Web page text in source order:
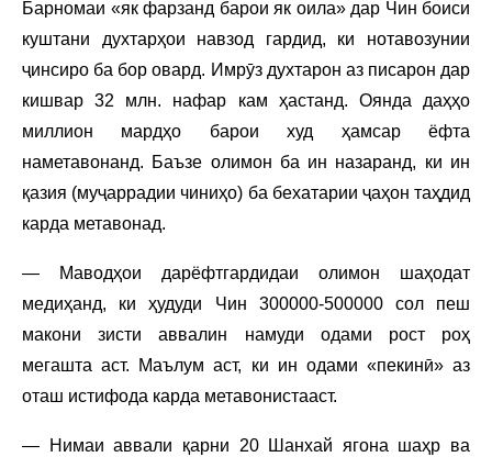
Барномаи «як фарзанд барои як оила» дар Чин боиси
куштани духтарҳои навзод гардид, ки нотавозунии
ҷинсиро ба бор овард. Имрӯз духтарон аз писарон дар
кишвар 32 млн. нафар кам ҳастанд. Оянда даҳҳо
миллион мардҳо барои худ ҳамсар ёфта
наметавонанд. Баъзе олимон ба ин назаранд, ки ин
қазия (муҷаррадии чиниҳо) ба бехатарии ҷаҳон таҳдид
карда метавонад.
— Маводҳои дарёфтгардидаи олимон шаҳодат
медиҳанд, ки ҳудуди Чин 300000-500000 сол пеш
макони зисти аввалин намуди одами рост роҳ
мегашта аст. Маълум аст, ки ин одами «пекинӣ» аз
оташ истифода карда метавонистааст.
— Нимаи аввали қарни 20 Шанхай ягона шаҳр ва